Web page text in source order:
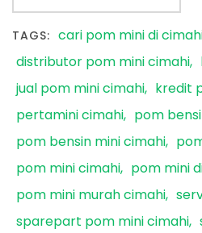
TAGS: cari pom mini di
distributor pom mini cimahi
jual pom mini cimahi
kredit
pertamini cimahi
pom
pom bensin mini cimahi
pom mini cimahi
pom mini
pom mini murah cimahi
sparepart pom mini cimahi